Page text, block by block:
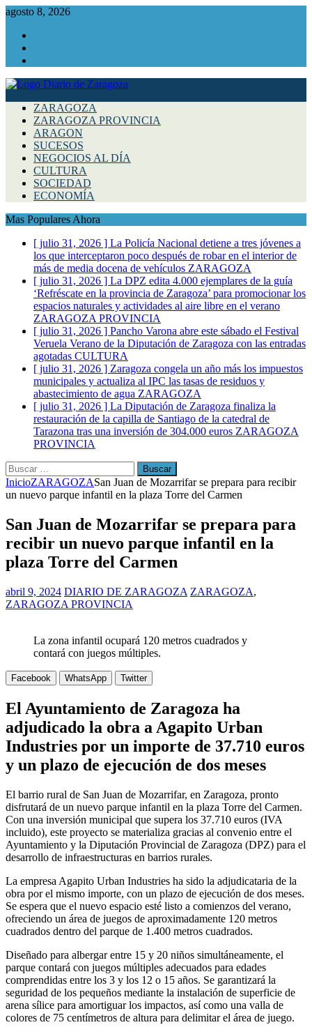
agosto 8, 2026
ZARAGOZA
ZARAGOZA PROVINCIA
ARAGON
SUCESOS
NEGOCIOS AL DÍA
CULTURA
SOCIEDAD
ECONOMÍA
Mas Populares Ahora
[ julio 31, 2026 ] La Policía Nacional detiene a tres jóvenes a
los que interceptaron poco después de robar en el interior de
más de media docena de vehículos ZARAGOZA
[ julio 31, 2026 ] La DPZ edita 4.000 ejemplares de la guía
‘Refréscate en la provincia de Zaragoza’ para promocionar los
espacios naturales y actividades al aire libre en el verano
ZARAGOZA PROVINCIA
[ julio 31, 2026 ] Pancho Varona abre este sábado el Festival
Veruela Verano de la Diputación de Zaragoza con las entradas
agotadas CULTURA
[ julio 31, 2026 ] Zaragoza congela un año más los impuestos
municipales y actualiza al IPC las tasas de residuos y
abastecimiento de agua ZARAGOZA
[ julio 31, 2026 ] La Diputación de Zaragoza finaliza la
restauración de la capilla de Santiago de la catedral de
Tarazona tras una inversión de 304.000 euros ZARAGOZA
PROVINCIA
Buscar:
InicioZARAGOZASan Juan de Mozarrifar se prepara para recibir
un nuevo parque infantil en la plaza Torre del Carmen
San Juan de Mozarrifar se prepara para
recibir un nuevo parque infantil en la
plaza Torre del Carmen
abril 9, 2024 DIARIO DE ZARAGOZA ZARAGOZA,
ZARAGOZA PROVINCIA
La zona infantil ocupará 120 metros cuadrados y
contará con juegos múltiples.
Facebook WhatsApp Twitter
El Ayuntamiento de Zaragoza ha
adjudicado la obra a Agapito Urban
Industries por un importe de 37.710 euros
y un plazo de ejecución de dos meses
El barrio rural de San Juan de Mozarrifar, en Zaragoza, pronto
disfrutará de un nuevo parque infantil en la plaza Torre del Carmen.
Con una inversión municipal que supera los 37.710 euros (IVA
incluido), este proyecto se materializa gracias al convenio entre el
Ayuntamiento y la Diputación Provincial de Zaragoza (DPZ) para el
desarrollo de infraestructuras en barrios rurales.
La empresa Agapito Urban Industries ha sido la adjudicataria de la
obra por el mismo importe, con un plazo de ejecución de dos meses.
Se espera que el nuevo espacio esté listo a comienzos del verano,
ofreciendo un área de juegos de aproximadamente 120 metros
cuadrados dentro del parque de 1.400 metros cuadrados.
Diseñado para albergar entre 15 y 20 niños simultáneamente, el
parque contará con juegos múltiples adecuados para edades
comprendidas entre los 3 y los 12 o 15 años. Se garantizará la
seguridad de los pequeños mediante la instalación de superficie de
arena sílice para amortiguar los impactos, así como una valla de
colores de 75 centímetros de altura para delimitar el área de juego.